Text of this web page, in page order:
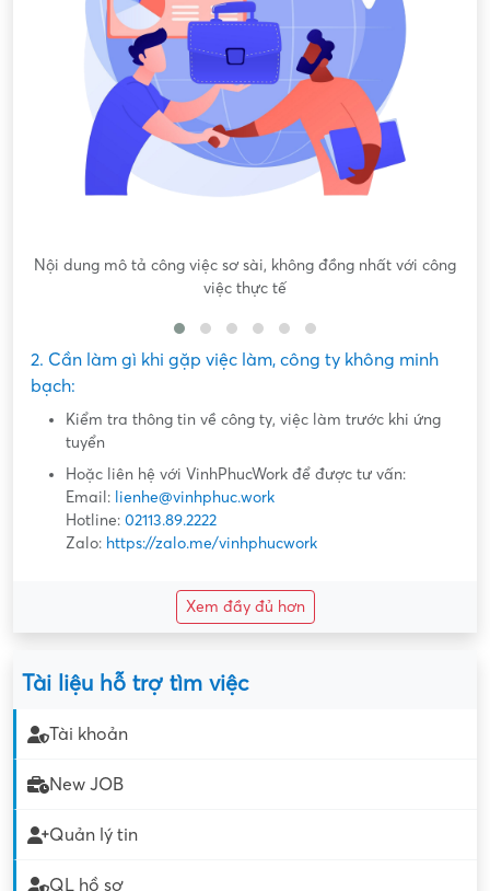
Nội dung mô tả công việc sơ sài, không đồng nhất với công
việc thực tế
2. Cần làm gì khi gặp việc làm, công ty không minh
bạch:
Kiểm tra thông tin về công ty, việc làm trước khi ứng
tuyển
Hoặc liên hệ với VinhPhucWork để được tư vấn:
Email: lienhe@vinhphuc.work
Hotline: 02113.89.2222
Zalo: https://zalo.me/vinhphucwork
Xem đầy đủ hơn
Tài liệu hỗ trợ tìm việc
Tài khoản
New JOB
Quản lý tin
QL hồ sơ